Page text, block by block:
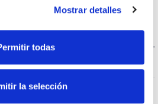
Mostrar detalles
todas
la selección